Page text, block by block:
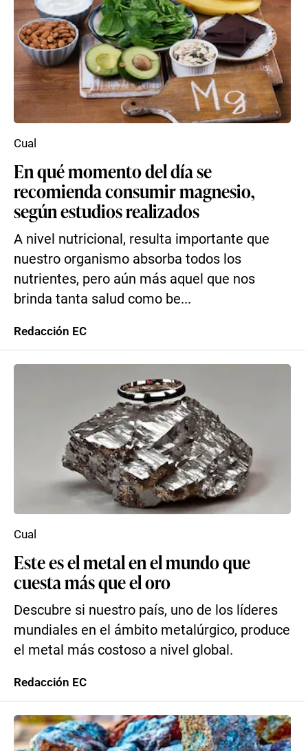
En qué momento del día se
recomienda consumir magnesio,
según estudios realizados
A nivel nutricional, resulta importante que
nuestro organismo absorba todos los
nutrientes, pero aún más aquel que nos
brinda tanta salud como be...
Cual
Redacción EC
Este es el metal en el mundo que
cuesta más que el oro
Descubre si nuestro país, uno de los líderes
mundiales en el ámbito metalúrgico, produce
el metal más costoso a nivel global.
Cual
Redacción EC